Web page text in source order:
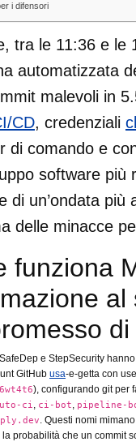
i difensori
tra le 11:36 e le
automatizzata
malevoli in
CD, credenziali
di comando e
software più
di un’ondata più
delle minacce
funziona
SafeDep e StepSecurity
GitHub usa-e-getta con
), configurando git per
ci, ci-bot, pipeline-
. Questi nomi
probabilità che un commit